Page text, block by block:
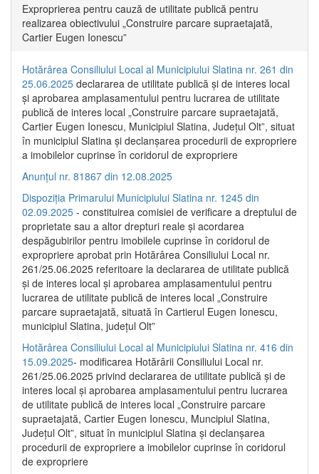
Exproprierea pentru cauză de utilitate publică pentru
realizarea obiectivului „Construire parcare supraetajată,
Cartier Eugen Ionescu”
Hotărârea Consiliului Local al Municipiului Slatina nr. 261 din
25.06.2025 declararea de utilitate publică și de interes local
și aprobarea amplasamentului pentru lucrarea de utilitate
publică de interes local „Construire parcare supraetajată,
Cartier Eugen Ionescu, Municipiul Slatina, Județul Olt”, situat
în municipiul Slatina și declanșarea procedurii de expropriere
a imobilelor cuprinse în coridorul de expropriere
Anunțul nr. 81867 din 12.08.2025
Dispoziția Primarului Municipiului Slatina nr. 1245 din
02.09.2025 - constituirea comisiei de verificare a dreptului de
proprietate sau a altor drepturi reale și acordarea
despăgubirilor pentru imobilele cuprinse în coridorul de
expropriere aprobat prin Hotărârea Consiliului Local nr.
261/25.06.2025 referitoare la declararea de utilitate publică
și de interes local și aprobarea amplasamentului pentru
lucrarea de utilitate publică de interes local „Construire
parcare supraetajată, situată în Cartierul Eugen Ionescu,
municipiul Slatina, județul Olt”
Hotărârea Consiliului Local al Municipiului Slatina nr. 416 din
15.09.2025- modificarea Hotărârii Consiliului Local nr.
261/25.06.2025 privind declararea de utilitate publică și de
interes local și aprobarea amplasamentului pentru lucrarea
de utilitate publică de interes local „Construire parcare
supraetajată, Cartier Eugen Ionescu, Muncipiul Slatina,
Județul Olt”, situat în municipiul Slatina și declanșarea
procedurii de expropriere a imobilelor cuprinse în coridorul
de expropriere